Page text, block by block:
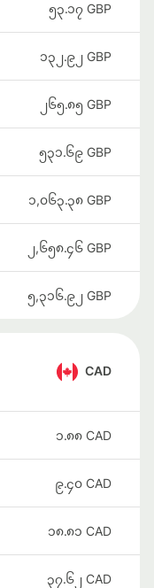
၅၃.၁၇ GBP
၁၃၂.၉၂ GBP
၂၆၅.၈၅ GBP
၅၃၁.၆၉ GBP
၁,၀၆၃.၃၈ GBP
၂,၆၅၈.၄၆ GBP
၅,၃၁၆.၉၂ GBP
CAD
၁.၈၈ CAD
၉.၄၀ CAD
၁၈.၈၁ CAD
၃၇.၆၂ CAD